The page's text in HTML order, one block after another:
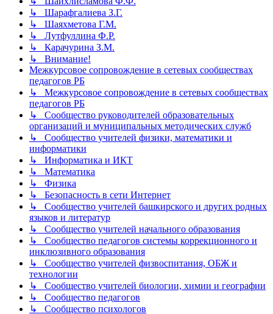
↳ Шарафгалиева З.Г.
↳ Шаяхметова Г.М.
↳ Лутфуллина Ф.Р.
↳ Карачурина З.М.
↳ Внимание!
Межкурсовое сопровождение в сетевых сообществах
педагогов РБ
↳ Межкурсовое сопровождение в сетевых сообществах
педагогов РБ
↳ Сообщество руководителей образовательных
организаций и муниципальных методических служб
↳ Сообщество учителей физики, математики и
информатики
↳ Информатика и ИКТ
↳ Математика
↳ Физика
↳ Безопасность в сети Интернет
↳ Сообщество учителей башкирского и других родных
языков и литератур
↳ Сообщество учителей начального образования
↳ Сообщество педагогов системы коррекционного и
инклюзивного образования
↳ Сообщество учителей физвоспитания, ОБЖ и
технологии
↳ Сообщество учителей биологии, химии и географии
↳ Сообщество педагогов
↳ Сообщество психологов